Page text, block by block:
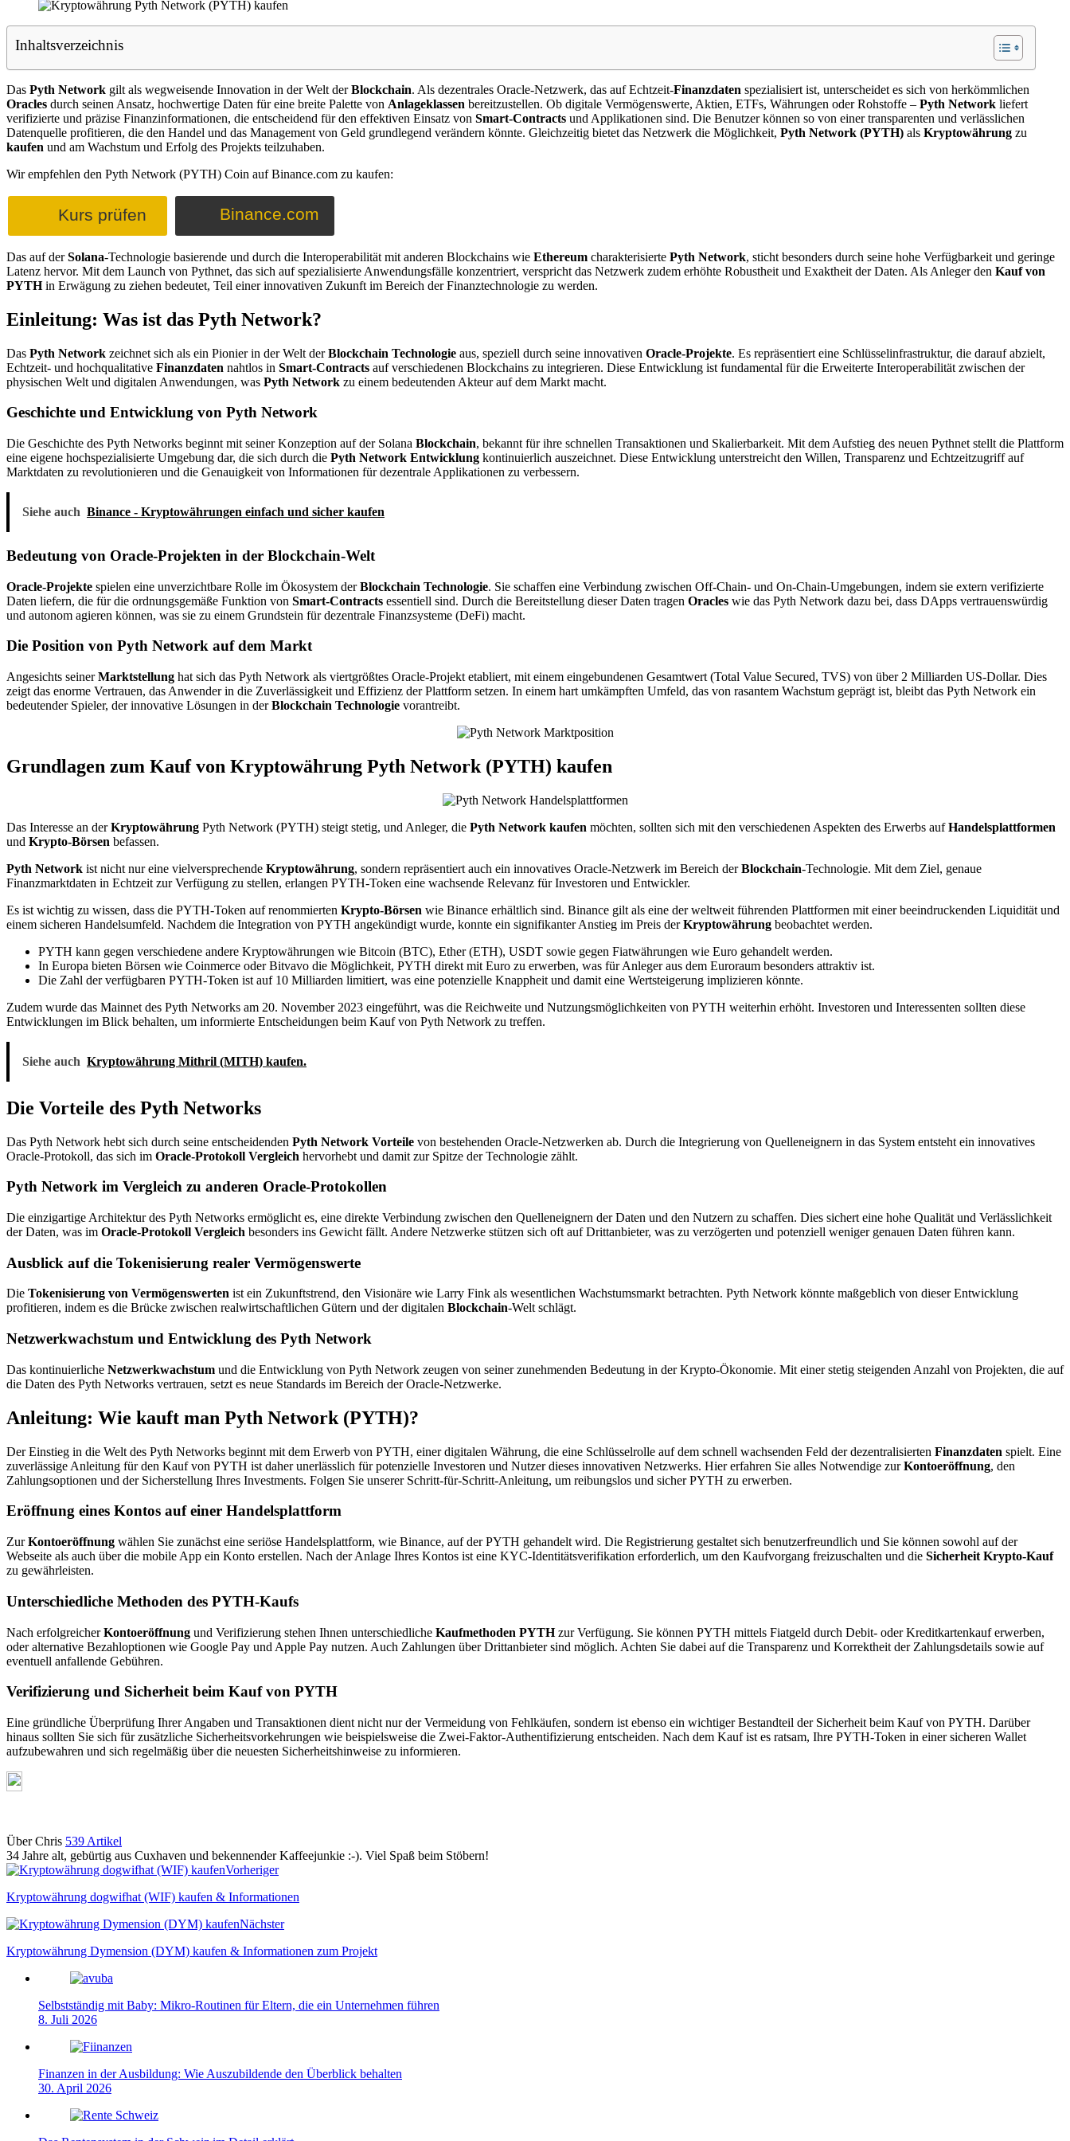
Inhaltsverzeichnis
Das Pyth Network gilt als wegweisende Innovation in der Welt derBlockchain. Als dezentrales Oracle-Netzwerk, das auf Echtzeit-Finanzdaten spezialisiert ist, unterscheidet es sich von herkömmlichen
Oracles durch seinen Ansatz, hochwertige Daten für eine breite Palette von Anlageklassen bereitzustellen. Ob digitale Vermögenswerte, Aktien, ETFs, Währungen oder Rohstoffe – Pyth Network liefert
verifizierte und präzise Finanzinformationen, die entscheidend für den effektiven Einsatz von Smart-Contracts und Applikationen sind. Die Benutzer können so von einer transparenten und verlässlichen
Datenquelle profitieren, die den Handel und das Management von Geld grundlegend verändern könnte. Gleichzeitig bietet das Netzwerk die Möglichkeit, Pyth Network (PYTH) als Kryptowährung zu
kaufen und am Wachstum und Erfolg des Projekts teilzuhaben.
Wir empfehlen den Pyth Network (PYTH) Coin auf Binance.com zu kaufen:
Binance.com
Kurs prüfen
Das auf derSolana-Technologie basierende und durch die Interoperabilität mit anderen Blockchains wie Ethereum charakterisierte Pyth Network, sticht besonders durch seine hohe Verfügbarkeit und geringe
Latenz hervor. Mit dem Launch von Pythnet, das sich auf spezialisierte Anwendungsfälle konzentriert, verspricht das Netzwerk zudem erhöhte Robustheit und Exaktheit der Daten. Als Anleger den Kauf von
PYTHin Erwägung zu ziehen bedeutet, Teil einer innovativen Zukunft im Bereich der Finanztechnologie zu werden.
Einleitung: Was ist das Pyth Network?
Das Pyth Network zeichnet sich als ein Pionier in der Welt derBlockchain Technologie aus, speziell durch seine innovativen Oracle-Projekte. Es repräsentiert eine Schlüsselinfrastruktur, die darauf abzielt,
Echtzeit- und hochqualitative Finanzdaten nahtlos in Smart-Contracts auf verschiedenen Blockchains zu integrieren. Diese Entwicklung ist fundamental für die Erweiterte Interoperabilität zwischen der
physischen Welt und digitalen Anwendungen, was Pyth Network zu einem bedeutenden Akteur auf dem Markt macht.
Geschichte und Entwicklung von Pyth Network
Die Geschichte des Pyth Networks beginnt mit seiner Konzeption auf der Solana Blockchain, bekannt für ihre schnellen Transaktionen und Skalierbarkeit. Mit dem Aufstieg des neuen Pythnet stellt die Plattform
eine eigene hochspezialisierte Umgebung dar, die sich durch die Pyth Network Entwicklung kontinuierlich auszeichnet. Diese Entwicklung unterstreicht den Willen, Transparenz und Echtzeitzugriff auf
Marktdaten zu revolutionieren und die Genauigkeit von Informationen für dezentrale Applikationen zu verbessern.
Siehe auch Binance - Kryptowährungen einfach und sicher kaufen
Bedeutung von Oracle-Projekten in der Blockchain-Welt
Oracle-Projekte spielen eine unverzichtbare Rolle im Ökosystem derBlockchain Technologie. Sie schaffen eine Verbindung zwischen Off-Chain- und On-Chain-Umgebungen, indem sie extern verifizierte
Daten liefern, die für die ordnungsgemäße Funktion von Smart-Contracts essentiell sind. Durch die Bereitstellung dieser Daten tragen Oracles wie das Pyth Network dazu bei, dass DApps vertrauenswürdig
und autonom agieren können, was sie zu einem Grundstein für dezentrale Finanzsysteme (DeFi) macht.
Die Position von Pyth Network auf dem Markt
Angesichts seinerMarktstellung hat sich das Pyth Network als viertgrößtes Oracle-Projekt etabliert, mit einem eingebundenen Gesamtwert (Total Value Secured, TVS) von über 2 Milliarden US-Dollar. Dies
zeigt das enorme Vertrauen, das Anwender in die Zuverlässigkeit und Effizienz der Plattform setzen. In einem hart umkämpften Umfeld, das von rasantem Wachstum geprägt ist, bleibt das Pyth Network ein
bedeutender Spieler, der innovative Lösungen in derBlockchain Technologie vorantreibt.
Grundlagen zum Kauf von Kryptowährung Pyth Network (PYTH) kaufen
Das Interesse an derKryptowährung Pyth Network (PYTH) steigt stetig, und Anleger, die Pyth Network kaufen möchten, sollten sich mit den verschiedenen Aspekten des Erwerbs aufHandelsplattformen
und Krypto-Börsen befassen.
Pyth Network ist nicht nur eine vielversprechende Kryptowährung, sondern repräsentiert auch ein innovatives Oracle-Netzwerk im Bereich derBlockchain-Technologie. Mit dem Ziel, genaue
Finanzmarktdaten in Echtzeit zur Verfügung zu stellen, erlangen PYTH-Token eine wachsende Relevanz für Investoren und Entwickler.
Es ist wichtig zu wissen, dass die PYTH-Token auf renommierten Krypto-Börsen wie Binance erhältlich sind. Binance gilt als eine der weltweit führenden Plattformen mit einer beeindruckenden Liquidität und
einem sicheren Handelsumfeld. Nachdem die Integration von PYTH angekündigt wurde, konnte ein signifikanter Anstieg im Preis derKryptowährung beobachtet werden.
PYTH kann gegen verschiedene andere Kryptowährungen wie Bitcoin (BTC), Ether (ETH), USDT sowie gegen Fiatwährungen wie Euro gehandelt werden.
In Europa bieten Börsen wie Coinmerce oder Bitvavo die Möglichkeit, PYTH direkt mit Euro zu erwerben, was für Anleger aus dem Euroraum besonders attraktiv ist.
Die Zahl der verfügbaren PYTH-Token ist auf 10 Milliarden limitiert, was eine potenzielle Knappheit und damit eine Wertsteigerung implizieren könnte.
Zudem wurde das Mainnet des Pyth Networks am 20. November 2023 eingeführt, was die Reichweite und Nutzungsmöglichkeiten von PYTH weiterhin erhöht. Investoren und Interessenten sollten diese
Entwicklungen im Blick behalten, um informierte Entscheidungen beim Kauf von Pyth Network zu treffen.
Siehe auch Kryptowährung Mithril (MITH) kaufen.
Die Vorteile des Pyth Networks
Das Pyth Network hebt sich durch seine entscheidenden Pyth Network Vorteile von bestehenden Oracle-Netzwerken ab. Durch die Integrierung von Quelleneignern in das System entsteht ein innovatives
Oracle-Protokoll, das sich im Oracle-Protokoll Vergleich hervorhebt und damit zur Spitze der Technologie zählt.
Pyth Network im Vergleich zu anderen Oracle-Protokollen
Die einzigartige Architektur des Pyth Networks ermöglicht es, eine direkte Verbindung zwischen den Quelleneignern der Daten und den Nutzern zu schaffen. Dies sichert eine hohe Qualität und Verlässlichkeit
der Daten, was im Oracle-Protokoll Vergleich besonders ins Gewicht fällt. Andere Netzwerke stützen sich oft auf Drittanbieter, was zu verzögerten und potenziell weniger genauen Daten führen kann.
Ausblick auf die Tokenisierung realer Vermögenswerte
Die Tokenisierung von Vermögenswerten ist ein Zukunftstrend, den Visionäre wie Larry Fink als wesentlichen Wachstumsmarkt betrachten. Pyth Network könnte maßgeblich von dieser Entwicklung
profitieren, indem es die Brücke zwischen realwirtschaftlichen Gütern und der digitalen Blockchain-Welt schlägt.
Netzwerkwachstum und Entwicklung des Pyth Network
Das kontinuierliche Netzwerkwachstum und die Entwicklung von Pyth Network zeugen von seiner zunehmenden Bedeutung in der Krypto-Ökonomie. Mit einer stetig steigenden Anzahl von Projekten, die auf
die Daten des Pyth Networks vertrauen, setzt es neue Standards im Bereich der Oracle-Netzwerke.
Anleitung: Wie kauft man Pyth Network (PYTH)?
Der Einstieg in die Welt des Pyth Networks beginnt mit dem Erwerb von PYTH, einer digitalen Währung, die eine Schlüsselrolle auf dem schnell wachsenden Feld der dezentralisierten Finanzdaten spielt. Eine
zuverlässige Anleitung für den Kauf von PYTH ist daher unerlässlich für potenzielle Investoren und Nutzer dieses innovativen Netzwerks. Hier erfahren Sie alles Notwendige zurKontoeröffnung, den
Zahlungsoptionen und der Sicherstellung Ihres Investments. Folgen Sie unserer Schritt-für-Schritt-Anleitung, um reibungslos und sicher PYTH zu erwerben.
Eröffnung eines Kontos auf einer Handelsplattform
ZurKontoeröffnung wählen Sie zunächst eine seriöse Handelsplattform, wie Binance, auf der PYTH gehandelt wird. Die Registrierung gestaltet sich benutzerfreundlich und Sie können sowohl auf der
Webseite als auch über die mobile App ein Konto erstellen. Nach der Anlage Ihres Kontos ist eine KYC-Identitätsverifikation erforderlich, um den Kaufvorgang freizuschalten und die Sicherheit Krypto-Kauf
zu gewährleisten.
Unterschiedliche Methoden des PYTH-Kaufs
Nach erfolgreicherKontoeröffnung und Verifizierung stehen Ihnen unterschiedliche Kaufmethoden PYTHzur Verfügung. Sie können PYTH mittels Fiatgeld durch Debit- oder Kreditkartenkauf erwerben,
oder alternative Bezahloptionen wie Google Pay und Apple Pay nutzen. Auch Zahlungen über Drittanbieter sind möglich. Achten Sie dabei auf die Transparenz und Korrektheit der Zahlungsdetails sowie auf
eventuell anfallende Gebühren.
Verifizierung und Sicherheit beim Kauf von PYTH
Eine gründliche Überprüfung Ihrer Angaben und Transaktionen dient nicht nur der Vermeidung von Fehlkäufen, sondern ist ebenso ein wichtiger Bestandteil der Sicherheit beim Kauf von PYTH. Darüber
hinaus sollten Sie sich für zusätzliche Sicherheitsvorkehrungen wie beispielsweise die Zwei-Faktor-Authentifizierung entscheiden. Nach dem Kauf ist es ratsam, Ihre PYTH-Token in einer sicheren Wallet
aufzubewahren und sich regelmäßig über die neuesten Sicherheitshinweise zu informieren.
Über Chris 539 Artikel
34 Jahre alt, gebürtig aus Cuxhaven und bekennender Kaffeejunkie :-). Viel Spaß beim Stöbern!
Webseite
Vorheriger
Kryptowährung dogwifhat (WIF) kaufen & Informationen
Nächster
Kryptowährung Dymension (DYM) kaufen & Informationen zum Projekt
Selbstständig mit Baby: Mikro-Routinen für Eltern, die ein Unternehmen führen
8. Juli 2026
Finanzen in der Ausbildung: Wie Auszubildende den Überblick behalten
30. April 2026